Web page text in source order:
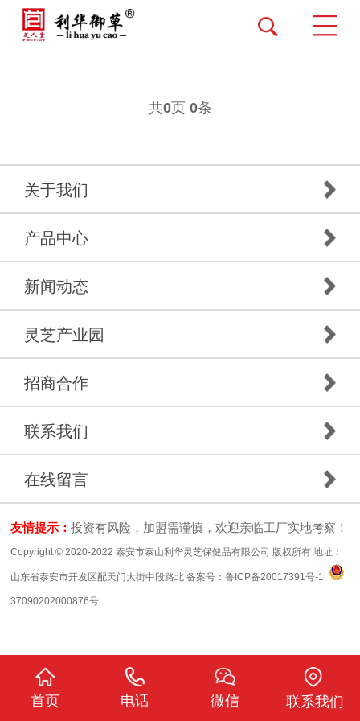
共0页 0条
关于我们
产品中心
新闻动态
灵芝产业园
招商合作
联系我们
在线留言
友情提示：投资有风险，加盟需谨慎，欢迎亲临工厂实地考察！
Copyright © 2020-2022 泰安市泰山利华灵芝保健品有限公司 版权所有 地址：
山东省泰安市开发区配天门大街中段路北 备案号：鲁ICP备20017391号-1
37090202000876号
首页 电话 微信 联系我们